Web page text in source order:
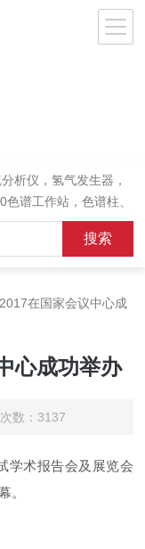
析仪，氢气发生器，
谱工作站，色谱柱、
解析仪，紫外分光光度
，分析天平等常规实验
在国家会议中心成
心成功举办
数：3137
学术报告会及展览会
。